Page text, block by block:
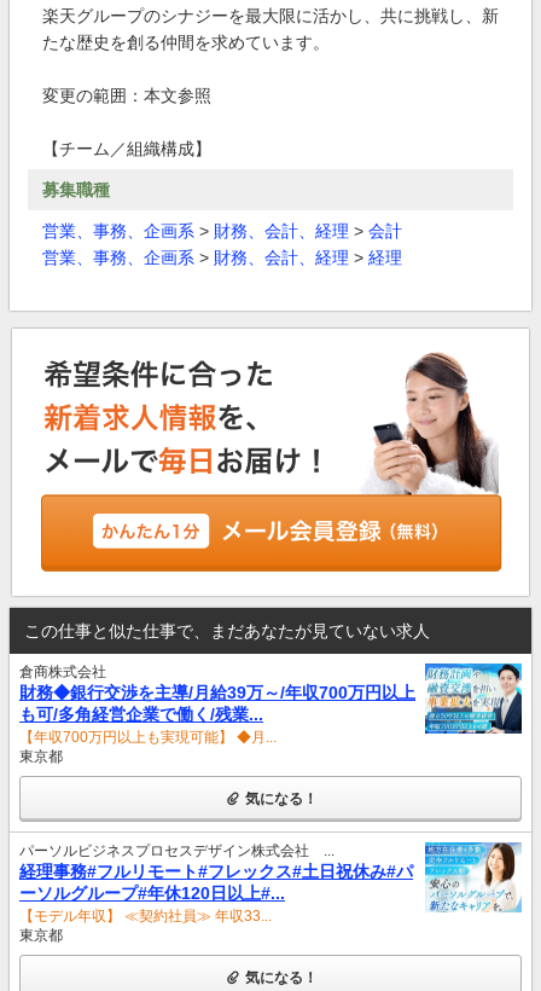
楽天グループのシナジーを最大限に活かし、共に挑戦し、新
たな歴史を創る仲間を求めています。
変更の範囲：本文参照
【チーム／組織構成】
募集職種
営業、事務、企画系 > 財務、会計、経理 > 会計
営業、事務、企画系 > 財務、会計、経理 > 経理
この仕事と似た仕事で、まだあなたが見ていない求人
倉商株式会社
財務◆銀行交渉を主導/月給39万～/年収700万円以上
も可/多角経営企業で働く/残業...
【年収700万円以上も実現可能】 ◆月...
東京都
気になる！
パーソルビジネスプロセスデザイン株式会社 ...
経理事務#フルリモート#フレックス#土日祝休み#パ
ーソルグループ#年休120日以上#...
【モデル年収】 ≪契約社員≫ 年収33...
東京都
気になる！